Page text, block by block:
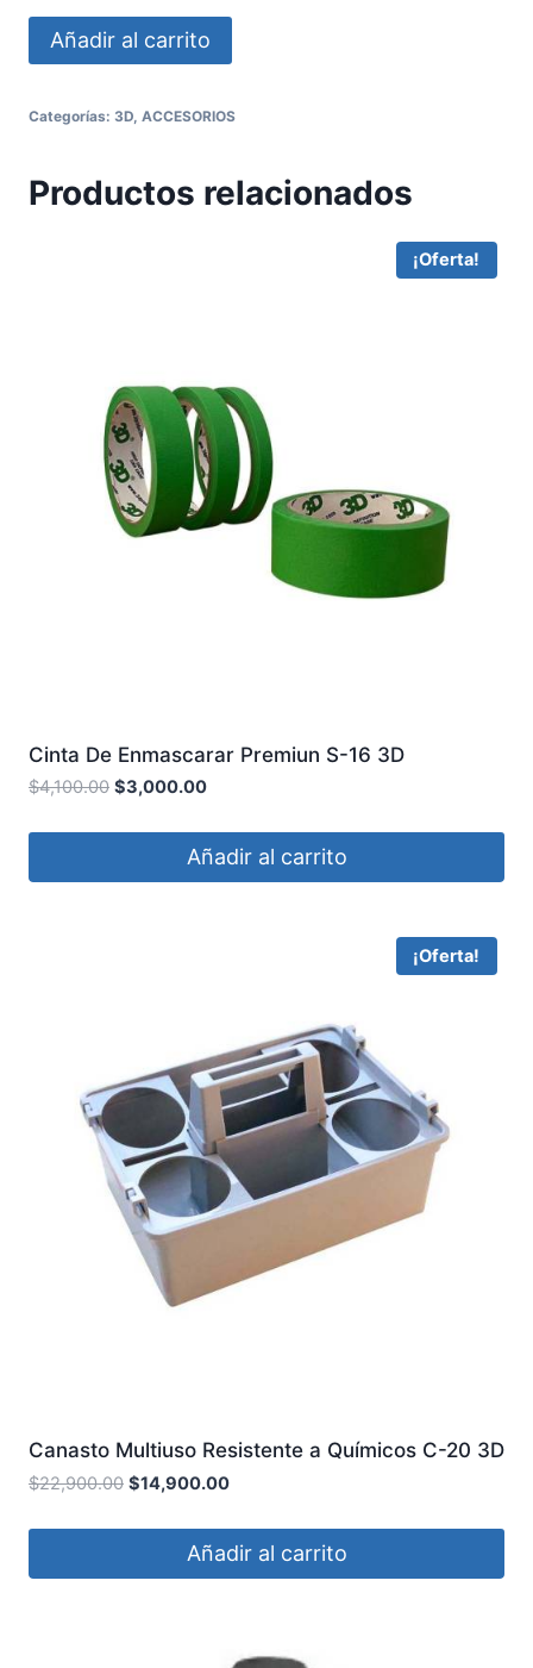
Añadir al carrito
Categorías: 3D ACCESORIOS
Productos relacionados
¡Oferta!
Cinta De Enmascarar Premiun S-16 3D
$4,100.00 $3,000.00
Añadir al carrito
¡Oferta!
Canasto Multiuso Resistente a Químicos C-20 3D
$22,900.00 $14,900.00
Añadir al carrito